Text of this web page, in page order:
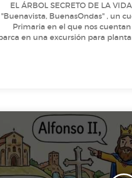
🌳✨ EL ÁRBOL SECRETO DE LA
"Buenavista, BuenasOndas" , un
Primaria en el que nos cuentan como un grupo de niños y niñas se
en una excursión para
y guarda un poder único: